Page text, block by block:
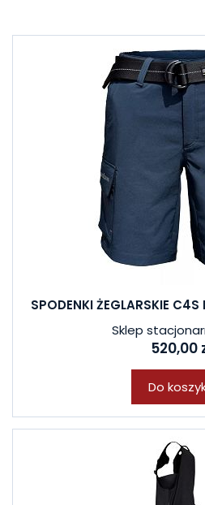
SPODENKI ŻEGLARSKIE
Sklep
520,00
Do